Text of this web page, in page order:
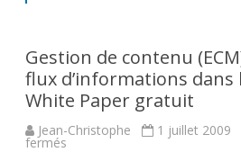
Gestion de contenu
flux d’informations dans
White Paper gratuit
Jean-Christophe 1 juillet 2009
fermés